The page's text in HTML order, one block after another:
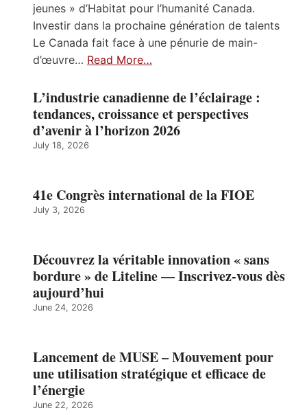
jeunes » d’Habitat pour l’humanité Canada.
Investir dans la prochaine génération de talents
Le Canada fait face à une pénurie de main-
d’œuvre… Read More…
L’industrie canadienne de l’éclairage :
tendances, croissance et perspectives
d’avenir à l’horizon 2026
July 18, 2026
41e Congrès international de la FIOE
July 3, 2026
Découvrez la véritable innovation « sans
bordure » de Liteline — Inscrivez-vous dès
aujourd’hui
June 24, 2026
Lancement de MUSE – Mouvement pour
une utilisation stratégique et efficace de
l’énergie
June 22, 2026